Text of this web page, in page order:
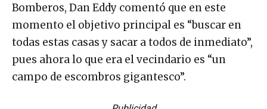
Bomberos, Dan Eddy comentó que en este
momento el objetivo principal es “buscar en
todas estas casas y sacar a todos de inmediato”,
pues ahora lo que era el vecindario es “un
campo de escombros gigantesco”.